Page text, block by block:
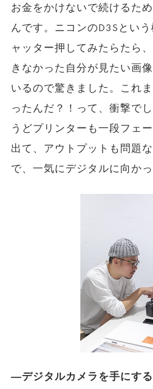
お金をかけないで続けるた
んです。ニコンのD3Sとい
ャッター押してみたらたら
きなかった自分が見たい画
いるので驚きました。これ
ったんだ？！って、衝撃で
うどプリンターも一段フェ
出て、アウトプットも問題
で、一気にデジタルに向かっ
―デジタルカメラを手にす